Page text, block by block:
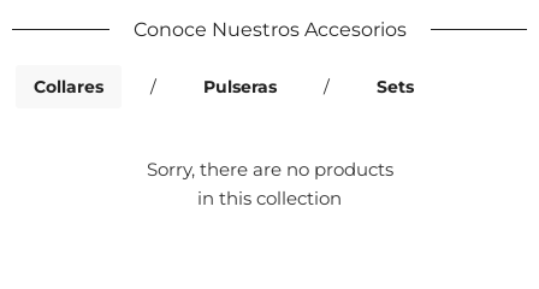
Conoce Nuestros Accesorios
Collares / Pulseras / Sets
Sorry, there are no products
in this collection